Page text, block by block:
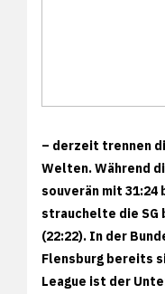
– derzeit trennen
Welten. Während
souverän mit 31:24
strauchelte die SG
(22:22). In der
Flensburg bereits
League ist der